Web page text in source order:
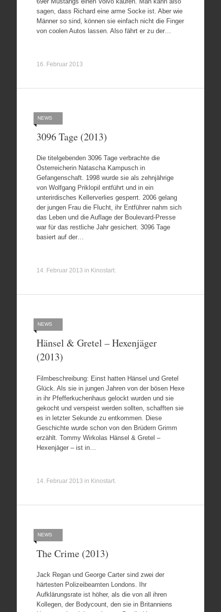
sagen, dass Richard eine arme Socke ist. Aber wie
Männer so sind, können sie einfach nicht die Finger
von coolen Autos lassen. Also fährt er zu der…
16. Februar 2013
NEWS
3096 Tage (2013)
Die titelgebenden 3096 Tage verbrachte die
Österreicherin Natascha Kampusch in
Gefangenschaft. 1998 wurde sie als zehnjährige
von Wolfgang Priklopil entführt und in ein
unterirdisches Kellerverlies gesperrt. 2006 gelang
der jungen Frau die Flucht, ihr Entführer nahm sich
das Leben und die Auflage der Boulevard-Presse
war für das restliche Jahr gesichert. 3096 Tage
basiert auf der…
14. Februar 2013 in Kinostart.
NEWS
Hänsel & Gretel – Hexenjäger
(2013)
Filmbeschreibung: Einst hatten Hänsel und Gretel
Glück. Als sie in jungen Jahren von der bösen Hexe
in ihr Pfefferkuchenhaus gelockt wurden und sie
gekocht und verspeist werden sollten, schafften sie
es in letzter Sekunde zu entkommen. Diese
Geschichte wurde schon von den Brüdern Grimm
erzählt. Tommy Wirkolas Hänsel & Gretel –
Hexenjäger – ist in…
14. Februar 2013 in Kinostart.
NEWS
The Crime (2013)
Jack Regan und George Carter sind zwei der
härtesten Polizeibeamten Londons. Ihr
Aufklärungsrate ist höher, als die von all ihren
Kollegen, der Bodycount, den sie in Britanniens